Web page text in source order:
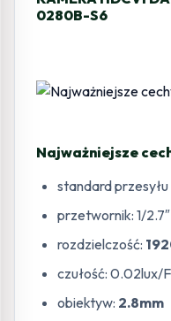
0280B-S6
Najważniejsze
standard
przetwornik: 1/
rozdzielczość:
czułość: 0.02lux/
obiektyw: 2.8mm